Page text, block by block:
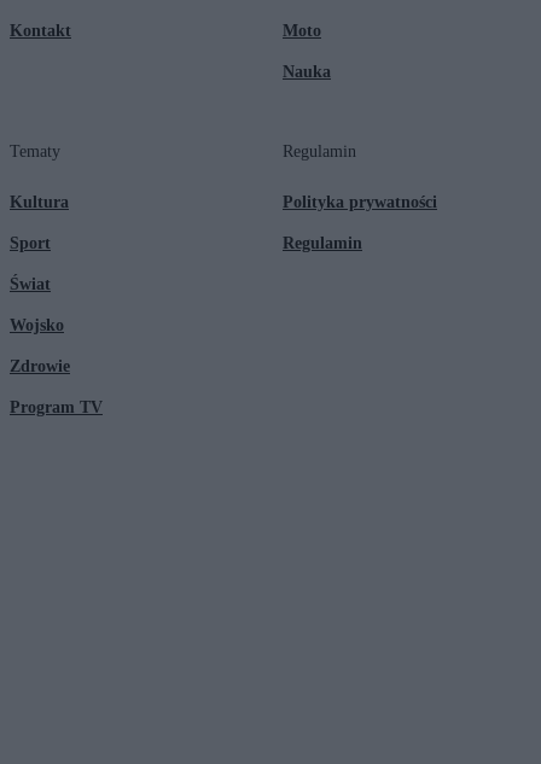
Kontakt Moto
Nauka
Tematy
Kultura
Sport
Świat
Wojsko
Zdrowie
Program TV
Regulamin
Polityka prywatności
Regulamin